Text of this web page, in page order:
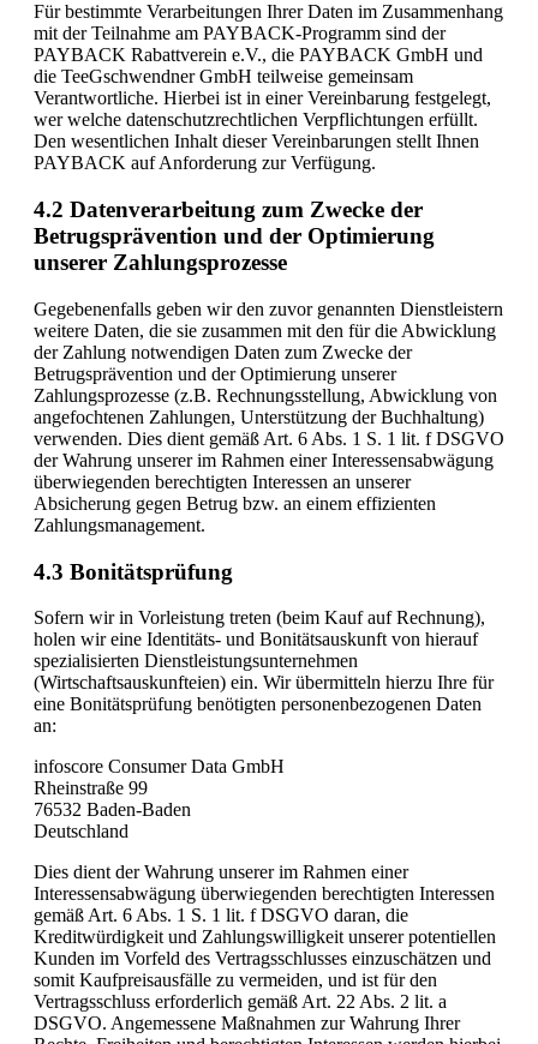
Für bestimmte Verarbeitungen Ihrer Daten im Zusammenhang
mit der Teilnahme am PAYBACK-Programm sind der
PAYBACK Rabattverein e.V., die PAYBACK GmbH und
die TeeGschwendner GmbH teilweise gemeinsam
Verantwortliche. Hierbei ist in einer Vereinbarung festgelegt,
wer welche datenschutzrechtlichen Verpflichtungen erfüllt.
Den wesentlichen Inhalt dieser Vereinbarungen stellt Ihnen
PAYBACK auf Anforderung zur Verfügung.
4.2 Datenverarbeitung zum Zwecke der
Betrugsprävention und der Optimierung
unserer Zahlungsprozesse
Gegebenenfalls geben wir den zuvor genannten Dienstleistern
weitere Daten, die sie zusammen mit den für die Abwicklung
der Zahlung notwendigen Daten zum Zwecke der
Betrugsprävention und der Optimierung unserer
Zahlungsprozesse (z.B. Rechnungsstellung, Abwicklung von
angefochtenen Zahlungen, Unterstützung der Buchhaltung)
verwenden. Dies dient gemäß Art. 6 Abs. 1 S. 1 lit. f DSGVO
der Wahrung unserer im Rahmen einer Interessensabwägung
überwiegenden berechtigten Interessen an unserer
Absicherung gegen Betrug bzw. an einem effizienten
Zahlungsmanagement.
4.3 Bonitätsprüfung
Sofern wir in Vorleistung treten (beim Kauf auf Rechnung),
holen wir eine Identitäts- und Bonitätsauskunft von hierauf
spezialisierten Dienstleistungsunternehmen
(Wirtschaftsauskunfteien) ein. Wir übermitteln hierzu Ihre für
eine Bonitätsprüfung benötigten personenbezogenen Daten
an:
infoscore Consumer Data GmbH
Rheinstraße 99
76532 Baden-Baden
Deutschland
Dies dient der Wahrung unserer im Rahmen einer
Interessensabwägung überwiegenden berechtigten Interessen
gemäß Art. 6 Abs. 1 S. 1 lit. f DSGVO daran, die
Kreditwürdigkeit und Zahlungswilligkeit unserer potentiellen
Kunden im Vorfeld des Vertragsschlusses einzuschätzen und
somit Kaufpreisausfälle zu vermeiden, und ist für den
Vertragsschluss erforderlich gemäß Art. 22 Abs. 2 lit. a
DSGVO. Angemessene Maßnahmen zur Wahrung Ihrer